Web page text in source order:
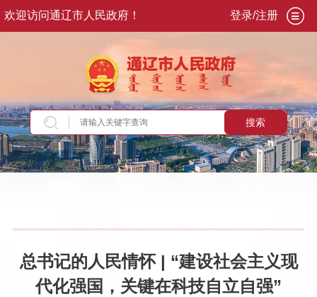
欢迎访问通辽市人民政府！ 登录/注册
搜索
当前位置：首页>新闻资讯>每日头条
总书记的人民情怀 | “建设社会主义现
代化强国，关键在科技自立自强”